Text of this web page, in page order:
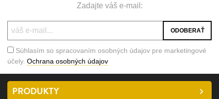
Zadajte váš e-mail:
Súhlasím so spracovaním osobných údajov pre marketingové
účely. Ochrana osobných údajov
PRODUKTY